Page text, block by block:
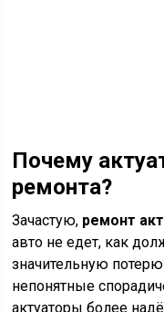
Почему
ремонта?
Зачастую, ремонт
авто не едет, как
значительную
непонятные
актуаторы более